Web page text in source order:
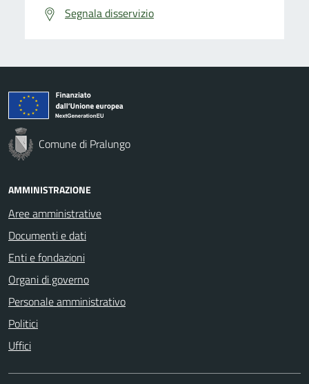
Segnala disservizio
Comune di Pralungo
AMMINISTRAZIONE
Aree amministrative
Documenti e dati
Enti e fondazioni
Organi di governo
Personale amministrativo
Politici
Uffici